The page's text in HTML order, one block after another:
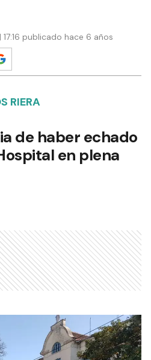
publicado hace 6 años
RIERA
de haber echado
en plena